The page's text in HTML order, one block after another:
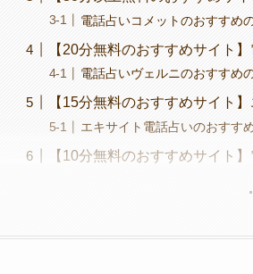
電話占いコメットのおすすめ
【20分無料のおすすめサイト
電話占いヴェルニのおすすめ
【15分無料のおすすめサイト
エキサイト電話占いのおすす
【10分無料のおすすめサイト